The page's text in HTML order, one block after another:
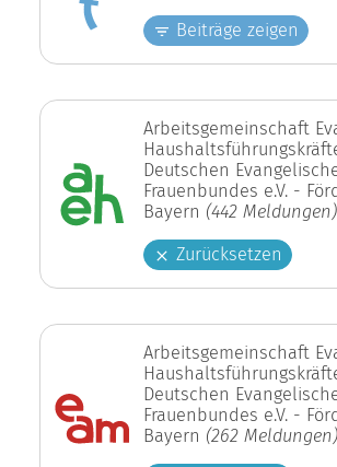
Beiträge zeigen
Arbeitsgemeinschaft
Deutschen
Frauenbundes e.V. -
Bayern (442 Meldungen)
Zurücksetzen
Arbeitsgemeinschaft
Deutschen
Frauenbundes e.V. -
Bayern (262 Meldungen)